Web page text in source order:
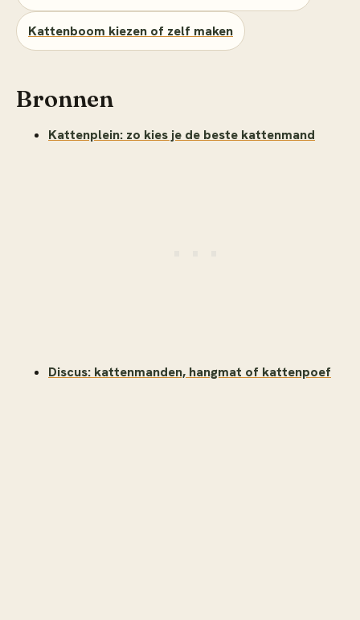
Kattenboom kiezen of zelf maken
Bronnen
Kattenplein: zo kies je de beste kattenmand
Discus: kattenmanden, hangmat of kattenpoef